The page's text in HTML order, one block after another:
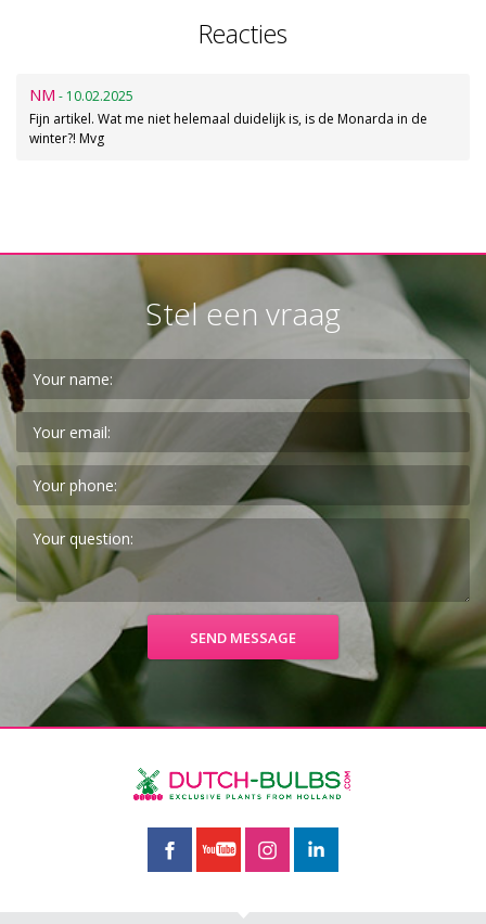
Reacties
NM - 10.02.2025
Fijn artikel. Wat me niet helemaal duidelijk is, is de Monarda in de
winter?! Mvg
Stel een vraag